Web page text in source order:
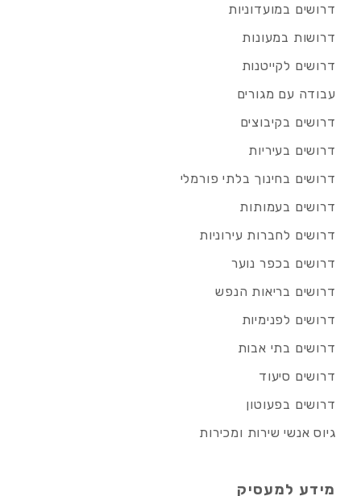
דרושים במועדוניות
דרושות במעונות
דרושים לקייטנות
עבודה עם מגורים
דרושים בקיבוצים
דרושים בעיריות
דרושים בחינוך בלתי פורמלי
דרושים בעמותות
דרושים לחברות עירוניות
דרושים בכפר נוער
דרושים בריאות הנפש
דרושים לפנימיות
דרושים בתי אבות
דרושים סיעוד
דרושים בפעוטון
גיוס אנשי שירות ומכירות
מידע למעסיק